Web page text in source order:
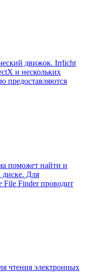
движок. Irrlicht
и нескольких
предоставляются
поможет найти и
диске. Для
File Finder проводит
чтения электронных